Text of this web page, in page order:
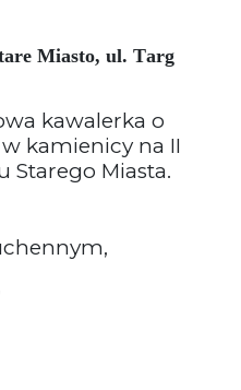
Miasto, ul. Targ
kawalerka o
kamienicy na II
Starego Miasta.